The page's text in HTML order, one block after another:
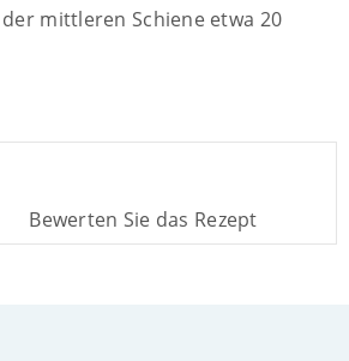
mittleren Schiene etwa 20
Bewerten Sie das Rezept